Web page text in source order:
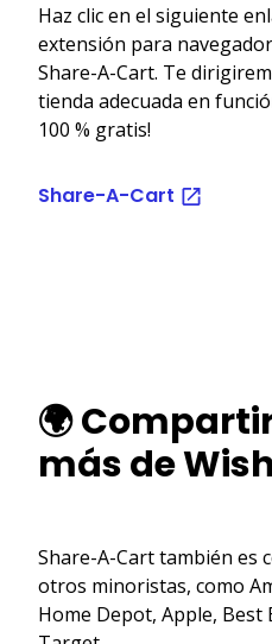
Haz clic en el siguiente
extensión para
Share-A-Cart. Te
tienda adecuada en
100 % gratis!
Share-A-Cart
🌍
más de Wish
Share-A-Cart también es
otros minoristas, como
Home Depot, Apple, Best